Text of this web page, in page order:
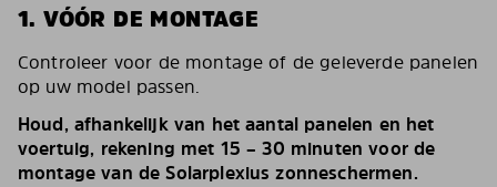
1. VÓÓR DE MONTAGE
Controleer voor de montage of de geleverde panelen
op uw model passen.
Houd, afhankelijk van het aantal panelen en het
voertuig, rekening met 15 – 30 minuten voor de
montage van de Solarplexius zonneschermen.